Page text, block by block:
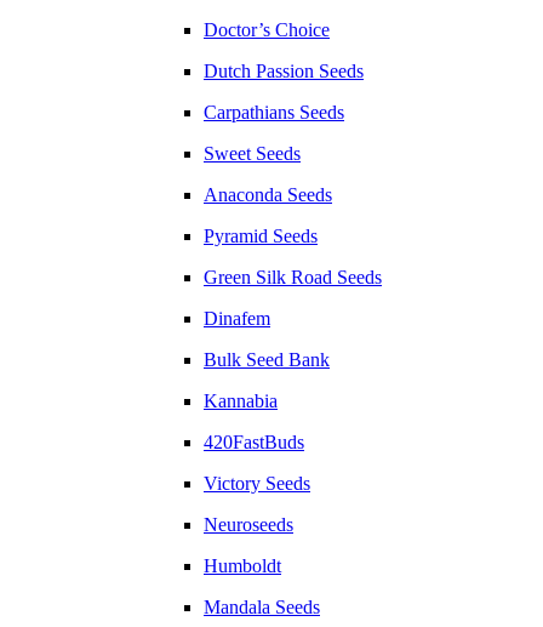
Doctor’s Choice
Dutch Passion Seeds
Carpathians Seeds
Sweet Seeds
Anaconda Seeds
Pyramid Seeds
Green Silk Road Seeds
Dinafem
Bulk Seed Bank
Kannabia
420FastBuds
Victory Seeds
Neuroseeds
Humboldt
Mandala Seeds